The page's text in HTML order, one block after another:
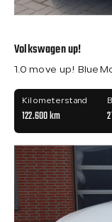
Volkswagen up!
1.0 move up!
Kilometerstand
122.600 km